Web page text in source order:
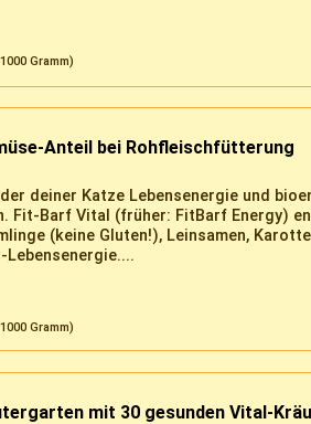
Gramm)
Anteil bei Rohfleischfütterung
deiner Katze Lebensenergie und
Fit-Barf Vital (früher: FitBarf Energy)
(keine Gluten!), Leinsamen,
Gramm)
mit 30 gesunden Vital-